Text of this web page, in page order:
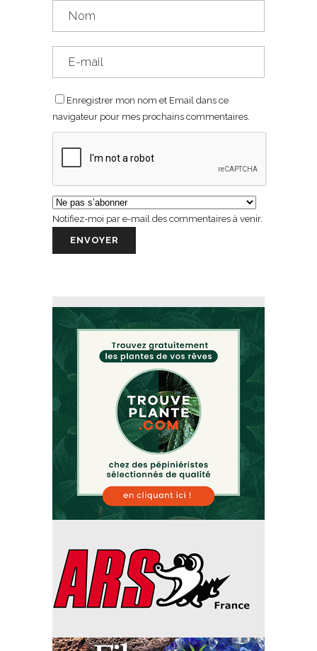
Enregistrer mon nom et Email dans ce
navigateur pour mes prochains commentaires.
Notifiez-moi par e-mail des commentaires à venir.